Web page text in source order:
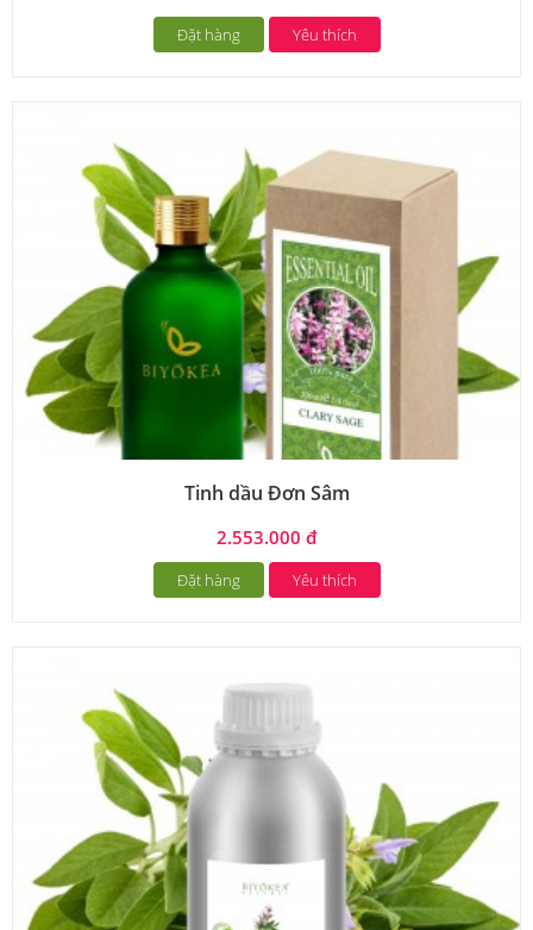
Đặt hàng Yêu thích
Tinh dầu Đơn Sâm
2.553.000 đ
Đặt hàng Yêu thích